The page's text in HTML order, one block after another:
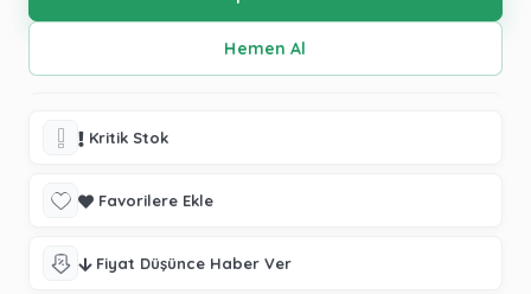
Kritik Stok
Favorilere Ekle
Fiyat Düşünce Haber Ver